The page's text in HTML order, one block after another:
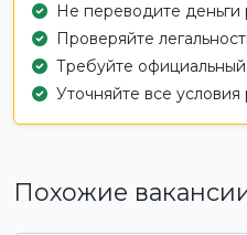
Не переводите деньги
Проверяйте
Требуйте
Уточняйте все условия
Похожие